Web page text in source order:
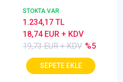
ucu, Z=3, Kaplamalı,
30°
STOKTA VAR
19,73 EUR + KDV %5
18,74 EUR + KDV
1.234,17 TL